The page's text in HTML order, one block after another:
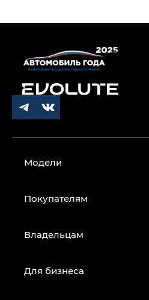
Модели
Покупателям
Владельцам
Для бизнеса